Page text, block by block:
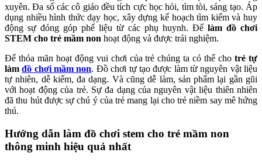
xuyên. Đa số các cô giáo đều tích cực học hỏi, tìm tòi, sáng tạo. Áp
dụng nhiều hình thức dạy học, xây dựng kế hoạch tìm kiếm và huy
động sự đóng góp phế liệu từ các phụ huynh. Để làm đồ chơi
STEM cho trẻ mầm non hoạt động và được trải nghiệm.
Để thỏa mãn hoạt động vui chơi của trẻ chúng ta có thể chotrẻ tự
làmđồ chơi mầm non. Đồ chơi tự tạo được làm từ nguyên vật liệu
tự nhiên, dễ kiếm, đa dạng. Và cũng dễ làm, sản phẩm lại gần gũi
với hoạt động của trẻ. Sự đa dạng của nguyên vật liệu thiên nhiên
đã thu hút được sự chú ý của trẻ mang lại cho trẻ niềm say mê hứng
thú.
Hướng dẫn làm đồ chơi stem cho trẻ mầm non
thông minh hiệu quả nhất